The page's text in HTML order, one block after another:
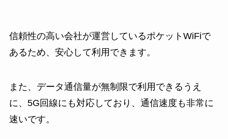
信頼性の高い会社が運営しているポケットWiFiで
あるため、安心して利用できます。
また、データ通信量が無制限で利用できるうえ
に、5G回線にも対応しており、通信速度も非常に
速いです。